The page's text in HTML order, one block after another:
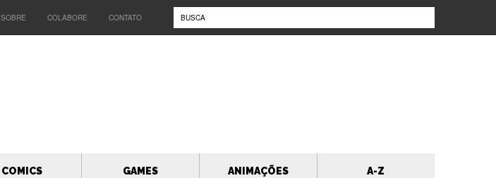
SOBRE COLABORE CONTATO
COMICS GAMES ANIMAÇÕES A-Z